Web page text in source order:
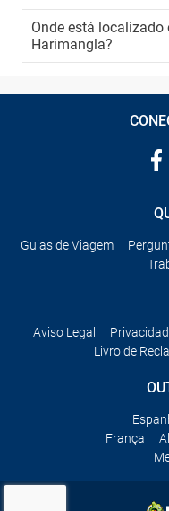
Onde está localizado
Harimangla?
Guias de Viagem
Aviso Legal
Livro de
França